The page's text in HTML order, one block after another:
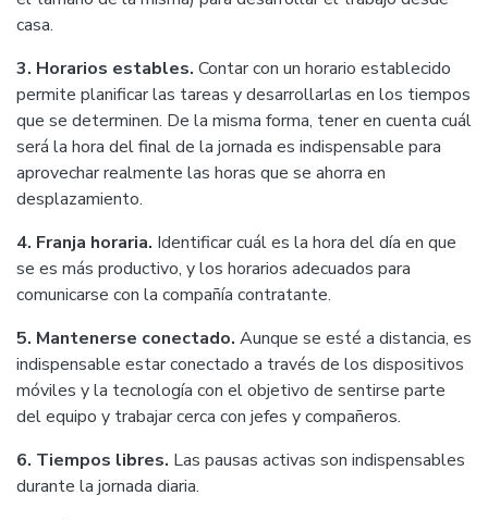
casa.
3. Horarios estables. Contar con un horario establecido
permite planificar las tareas y desarrollarlas en los tiempos
que se determinen. De la misma forma, tener en cuenta cuál
será la hora del final de la jornada es indispensable para
aprovechar realmente las horas que se ahorra en
desplazamiento.
4. Franja horaria. Identificar cuál es la hora del día en que
se es más productivo, y los horarios adecuados para
comunicarse con la compañía contratante.
5. Mantenerse conectado. Aunque se esté a distancia, es
indispensable estar conectado a través de los dispositivos
móviles y la tecnología con el objetivo de sentirse parte
del equipo y trabajar cerca con jefes y compañeros.
6. Tiempos libres. Las pausas activas son indispensables
durante la jornada diaria.